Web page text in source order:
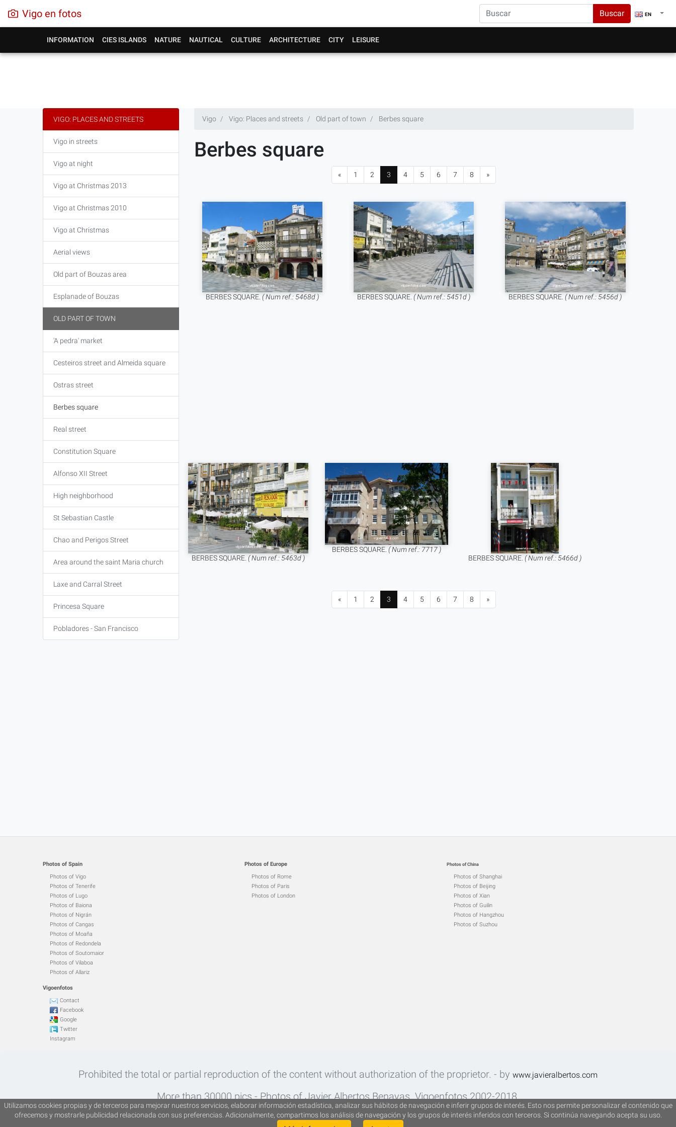
Vigo en fotos Buscar EN
INFORMATION CIES ISLANDS NATURE NAUTICAL CULTURE ARCHITECTURE CITY LEISURE
Vigo Vigo: Places and streets Old part of town Berbes square
Berbes square
« 1 2 3 4 5 6 7 8 »
BERBES SQUARE. ( Num ref.: 5468d ) BERBES SQUARE.( Num ref.: 5451d ) BERBES SQUARE.( Num ref.: 5456d )
BERBES SQUARE. ( Num ref.: 5463d )
BERBES SQUARE.( Num ref.: 7717 )
BERBES SQUARE.( Num ref.: 5466d )
« 1 2 3 4 5 6 7 8 »
VIGO: PLACES AND STREETS
Vigo in streets
Vigo at night
Vigo at Christmas 2013
Vigo at Christmas 2010
Vigo at Christmas
Aerial views
Old part of Bouzas area
Esplanade of Bouzas
OLD PART OF TOWN
'A pedra' market
Cesteiros street and Almeida square
Ostras street
Berbes square
Real street
Constitution Square
Alfonso XII Street
High neighborhood
St Sebastian Castle
Chao and Perigos Street
Area around the saint Maria church
Laxe and Carral Street
Princesa Square
Pobladores - San Francisco
Photos of Spain
Photos of Vigo
Photos of Tenerife
Photos of Lugo
Photos of Baiona
Photos of Nigrán
Photos of Cangas
Photos of Moaña
Photos of Redondela
Photos of Soutomaior
Photos of Vilaboa
Photos of Allariz
Photos of Europe
Photos of Rome
Photos of Paris
Photos of London
Photos of China
Photos of Shanghai
Photos of Beijing
Photos of Xian
Photos of Guilin
Photos of Hangzhou
Photos of Suzhou
Vigoenfotos
Contact
Facebook
Google
Twitter
Instagram
Prohibited the total or partial reproduction of the content without authorization of the proprietor. - by www.javieralbertos.com
More than 30000 pics - Photos of Javier Albertos Benayas. Vigoenfotos 2002-2018.
Utilizamos cookies propias y de terceros para mejorar nuestros servicios, elaborar información estadística, analizar sus hábitos de navegación e inferir grupos de interés. Esto nos permite personalizar el contenido que
ofrecemos y mostrarle publicidad relacionada con sus preferencias. Adicionalmente, compartimos los análisis de navegación y los grupos de interés inferidos con terceros. Si continúa navegando acepta su uso.